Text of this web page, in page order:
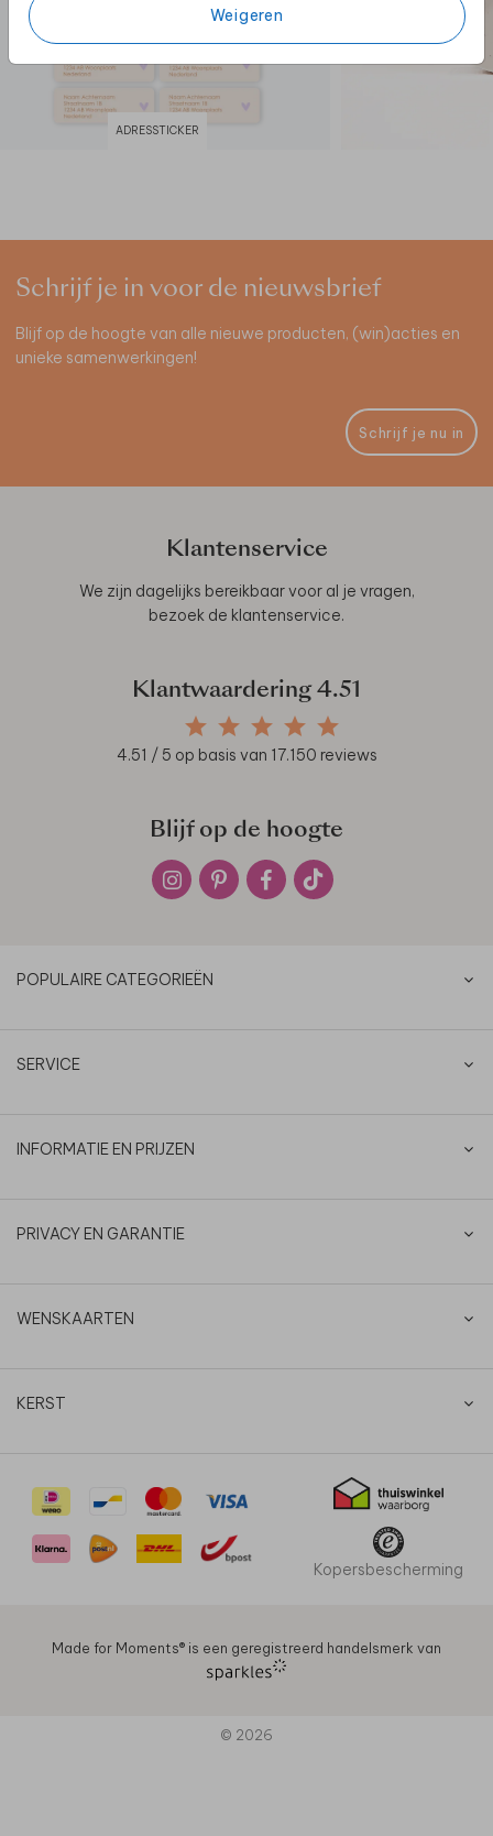
Weigeren
ADRESSTICKER
Schrijf je in voor de nieuwsbrief
Blijf op de hoogte van alle nieuwe producten, (win)acties en
unieke samenwerkingen!
Schrijf je nu in
Klantenservice
We zijn dagelijks bereikbaar voor al je vragen,
bezoek de klantenservice.
Klantwaardering 4.51
4.51 / 5 op basis van 17.150 reviews
Blijf op de hoogte
POPULAIRE CATEGORIEËN
SERVICE
INFORMATIE EN PRIJZEN
PRIVACY EN GARANTIE
WENSKAARTEN
KERST
Kopersbescherming
Made for Moments®️ is een geregistreerd handelsmerk van
© 2026